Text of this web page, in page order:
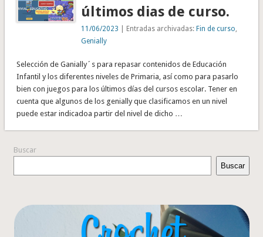
últimos dias de curso.
11/06/2023 | Entradas archivadas:Fin de curso
Genially
Selección de Ganially´s para repasar contenidos de Educación
Infantil y los diferentes niveles de Primaria, así como para pasarlo
bien con juegos para los últimos días del cursos escolar. Tener en
cuenta que algunos de los genially que clasificamos en un nivel
puede estar indicadoa partir del nivel de dicho …
Buscar
Buscar